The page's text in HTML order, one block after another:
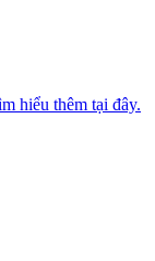
hiểu thêm tại đây.